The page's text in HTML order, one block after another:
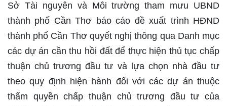
Sở Tài nguyên và Môi trường tham mưu UBND
thành phố Cần Thơ báo cáo đề xuất trình HĐND
thành phố Cần Thơ quyết nghị thông qua Danh mục
các dự án cần thu hồi đất để thực hiện thủ tục chấp
thuận chủ trương đầu tư và lựa chọn nhà đầu tư
theo quy định hiện hành đối với các dự án thuộc
thẩm quyền chấp thuận chủ trương đầu tư của